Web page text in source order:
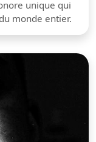
unique qui
monde entier.